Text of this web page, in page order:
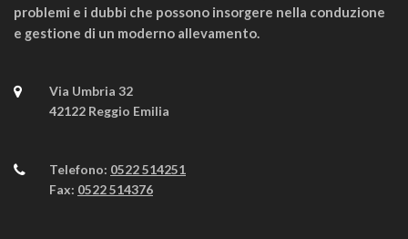
problemi e i dubbi che possono insorgere nella conduzione
e gestione di un moderno allevamento.
Via Umbria 32
42122 Reggio Emilia
Telefono: 0522 514251
Fax: 0522 514376